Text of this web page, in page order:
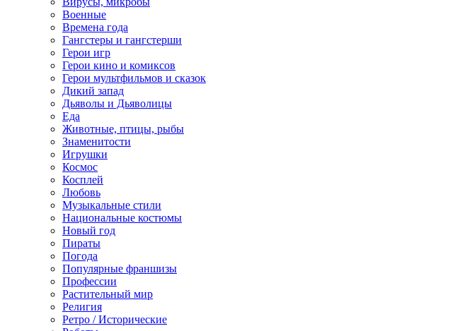
Военные
Времена года
Гангстеры и гангстерши
Герои игр
Герои кино и комиксов
Герои мультфильмов и сказок
Дикий запад
Дьяволы и Дьяволицы
Еда
Животные, птицы, рыбы
Знаменитости
Игрушки
Космос
Косплей
Любовь
Музыкальные стили
Национальные костюмы
Новый год
Пираты
Погода
Популярные франшизы
Профессии
Растительный мир
Религия
Ретро / Исторические